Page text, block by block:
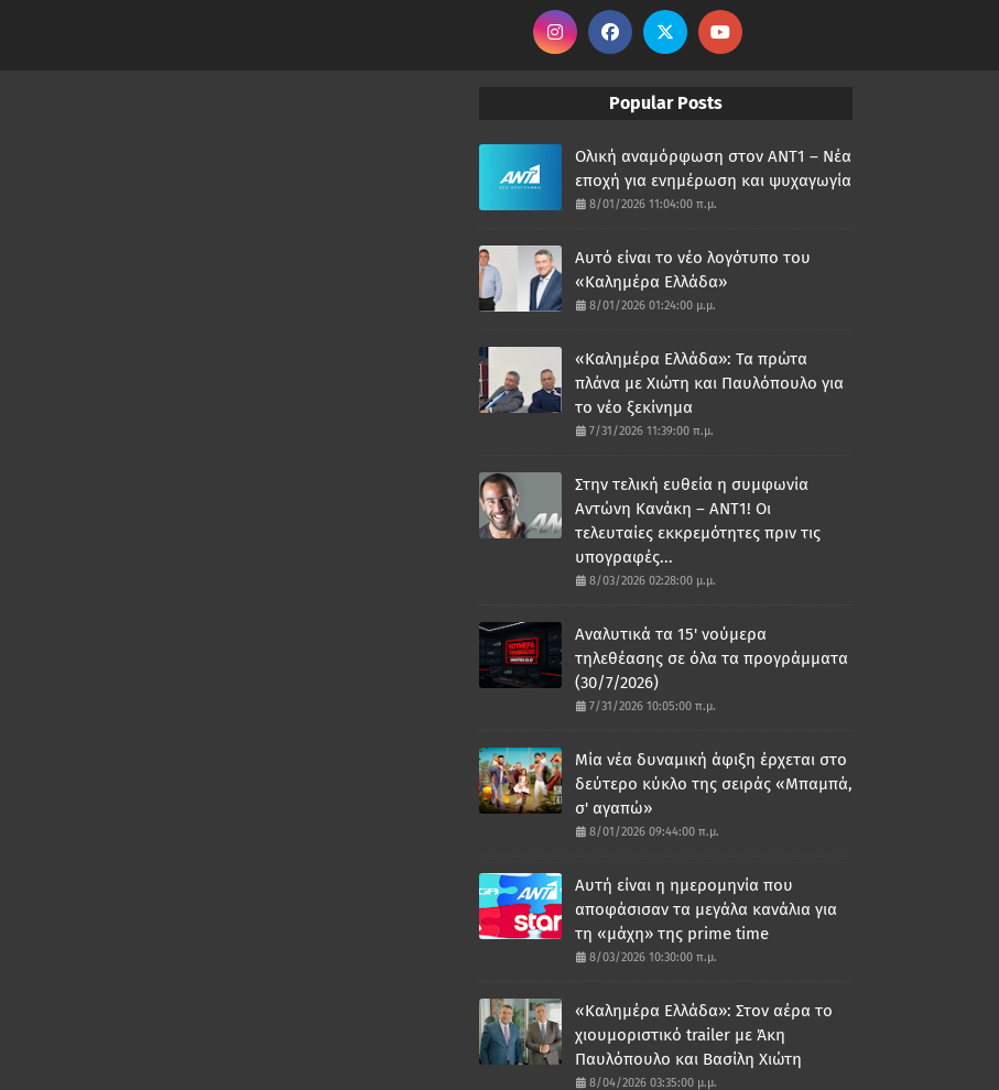
Popular Posts
Ολική αναμόρφωση στον ΑΝΤ1 – Νέα
εποχή για ενημέρωση και ψυχαγωγία
8/01/2026 11:04:00 π.μ.
Αυτό είναι το νέο λογότυπο του
«Καλημέρα Ελλάδα»
8/01/2026 01:24:00 μ.μ.
«Καλημέρα Ελλάδα»: Τα πρώτα
πλάνα με Χιώτη και Παυλόπουλο για
το νέο ξεκίνημα
7/31/2026 11:39:00 π.μ.
Στην τελική ευθεία η συμφωνία
Αντώνη Κανάκη – ΑΝΤ1! Οι
τελευταίες εκκρεμότητες πριν τις
υπογραφές...
8/03/2026 02:28:00 μ.μ.
Αναλυτικά τα 15' νούμερα
τηλεθέασης σε όλα τα προγράμματα
(30/7/2026)
7/31/2026 10:05:00 π.μ.
Μία νέα δυναμική άφιξη έρχεται στο
δεύτερο κύκλο της σειράς «Μπαμπά,
σ' αγαπώ»
8/01/2026 09:44:00 π.μ.
Αυτή είναι η ημερομηνία που
αποφάσισαν τα μεγάλα κανάλια για
τη «μάχη» της prime time
8/03/2026 10:30:00 π.μ.
«Καλημέρα Ελλάδα»: Στον αέρα το
χιουμοριστικό trailer με Άκη
Παυλόπουλο και Βασίλη Χιώτη
8/04/2026 03:35:00 μ.μ.